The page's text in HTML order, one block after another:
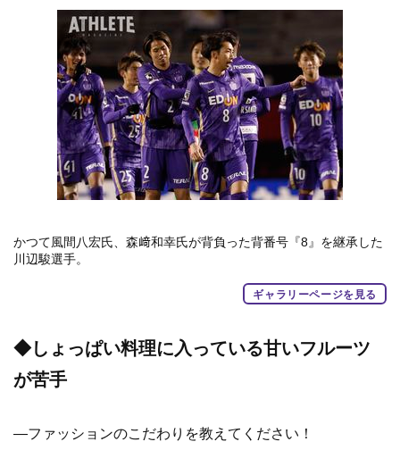
かつて風間八宏氏、森﨑和幸氏が背負った背番号『8』を継承した
川辺駿選手。
ギャラリーページを見る
◆しょっぱい料理に入っている甘いフルーツ
が苦手
―ファッションのこだわりを教えてください！